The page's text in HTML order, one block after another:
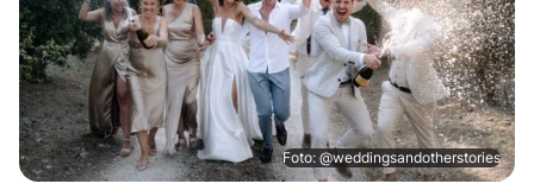
Foto: @weddingsandotherstories